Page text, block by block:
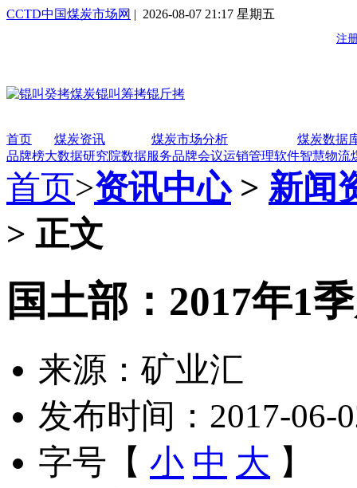
CCTD中国煤炭市场网 | 2026-08-07 21:17 星期五
首页 煤炭资讯 煤炭市场分析
煤炭数据
品牌榜大数据研究院数据服务品牌会议运销管理软件智慧物流
首页>资讯中心> 新闻
> 正文
国土部：2017年1
来源：矿业汇
发布时间：2017-06-
字号【 小 中 大 】